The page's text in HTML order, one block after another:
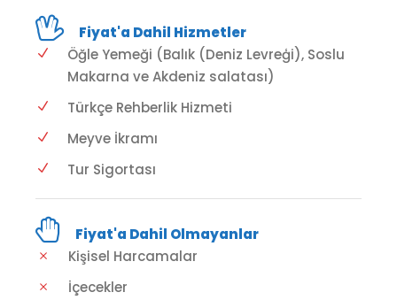
Fiyat'a Dahil Hizmetler
Öğle Yemeği (Balık (Deniz Levreģi), Soslu
Makarna ve Akdeniz salatası)
Türkçe Rehberlik Hizmeti
Meyve İkramı
Tur Sigortası
Fiyat'a Dahil Olmayanlar
Kişisel Harcamalar
İçecekler